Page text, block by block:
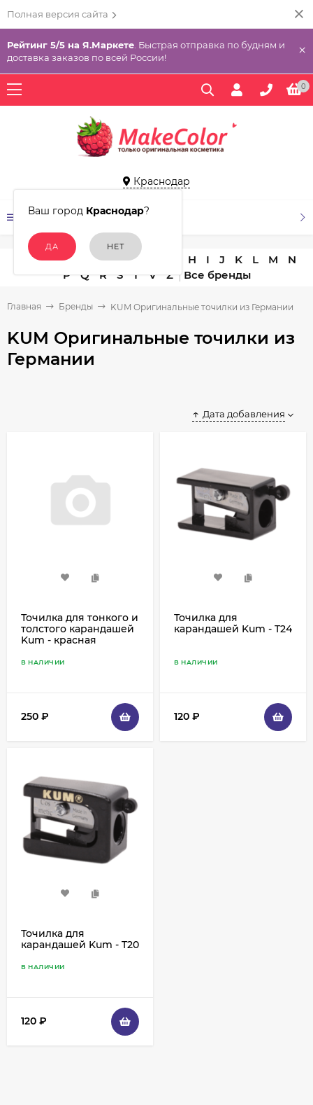
Полная версия сайта
Рейтинг 5/5 на Я.Маркете . Быстрая отправка по будням и
доставка заказов по всей России!
×
0
Краснодар
Ваш город Краснодар?
КАТАЛОГ ТОВАРОВ
A C D E H I J K L M
N
P
Q R S T V Z
Главная Бренды KUM Оригинальные точилки из Германии
KUM Оригинальные точилки из
Германии
Дата добавления
Точилка для тонкого и
толстого карандашей
Kum - красная
В НАЛИЧИИ
250 ₽
Точилка для
карандашей Kum - T24
В НАЛИЧИИ
120 ₽
Точилка для
карандашей Kum - T20
В НАЛИЧИИ
120 ₽